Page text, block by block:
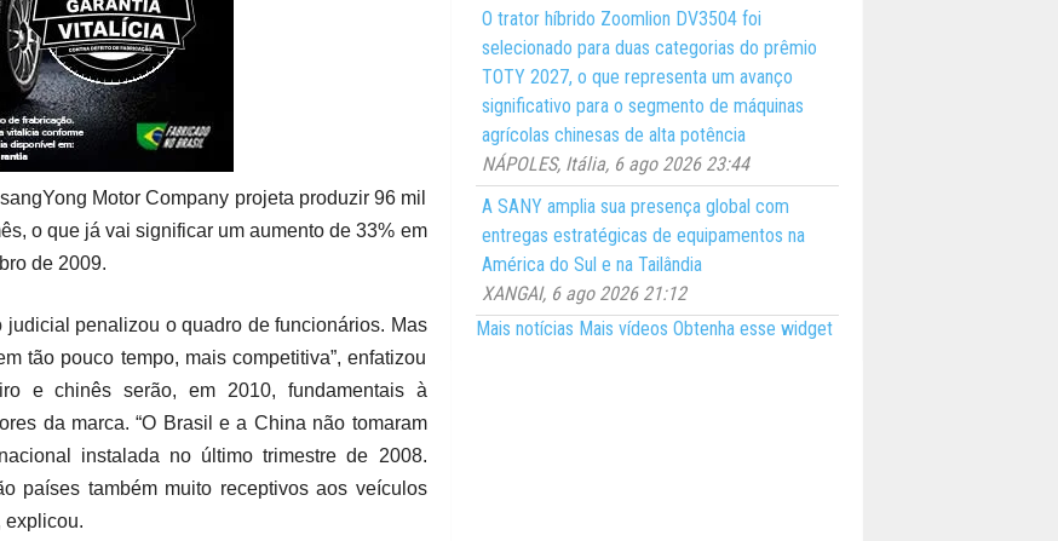
Motor Company projeta produzir 96 mil
o que já vai significar um aumento de 33% em
de 2009.
judicial penalizou o quadro de funcionários. Mas
tão pouco tempo, mais competitiva”, enfatizou
e chinês serão, em 2010, fundamentais à
da marca. “O Brasil e a China não tomaram
instalada no último trimestre de 2008.
países também muito receptivos aos veículos
explicou.
O trator híbrido Zoomlion DV3504 foi
selecionado para duas categorias do prêmio
TOTY 2027, o que representa um avanço
significativo para o segmento de máquinas
agrícolas chinesas de alta potência
NÁPOLES, Itália, 6 ago 2026 23:44
A SANY amplia sua presença global com
entregas estratégicas de equipamentos na
América do Sul e na Tailândia
XANGAI, 6 ago 2026 21:12
Mais notícias Mais vídeos Obtenha esse widget